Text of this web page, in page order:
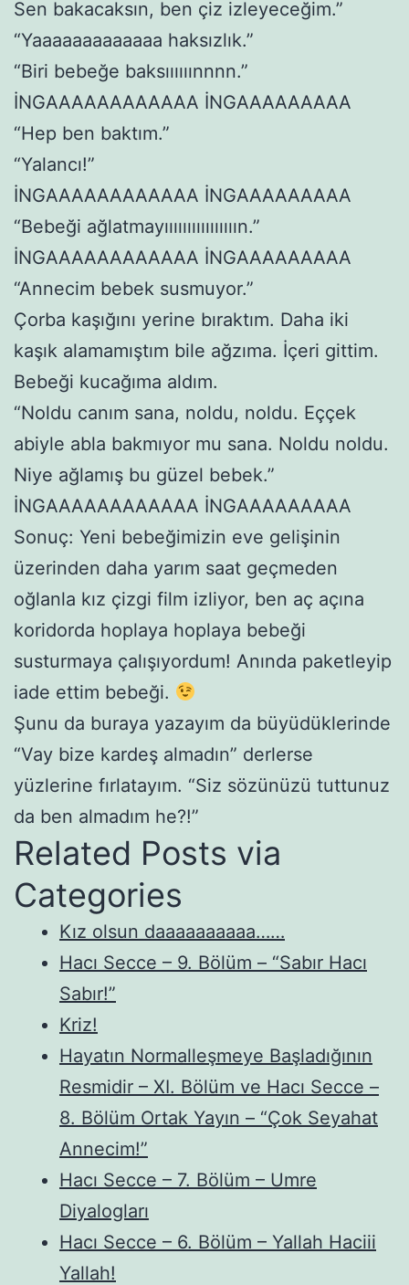
Sen bakacaksın, ben çiz izleyeceğim.”
“Yaaaaaaaaaaaaa haksızlık.”
“Biri bebeğe baksıııııınnnn.”
İNGAAAAAAAAAAAA İNGAAAAAAAAA
“Hep ben baktım.”
“Yalancı!”
İNGAAAAAAAAAAAA İNGAAAAAAAAA
“Bebeği ağlatmayıııııııııııııııın.”
İNGAAAAAAAAAAAA İNGAAAAAAAAA
“Annecim bebek susmuyor.”
Çorba kaşığını yerine bıraktım. Daha iki
kaşık alamamıştım bile ağzıma. İçeri gittim.
Bebeği kucağıma aldım.
“Noldu canım sana, noldu, noldu. Eççek
abiyle abla bakmıyor mu sana. Noldu noldu.
Niye ağlamış bu güzel bebek.”
İNGAAAAAAAAAAAA İNGAAAAAAAAA
Sonuç: Yeni bebeğimizin eve gelişinin
üzerinden daha yarım saat geçmeden
oğlanla kız çizgi film izliyor, ben aç açına
koridorda hoplaya hoplaya bebeği
susturmaya çalışıyordum! Anında paketleyip
iade ettim bebeği.
Şunu da buraya yazayım da büyüdüklerinde
“Vay bize kardeş almadın” derlerse
yüzlerine fırlatayım. “Siz sözünüzü tuttunuz
da ben almadım he?!”
Related Posts via
Categories
Kız olsun daaaaaaaaaa……
Hacı Secce – 9. Bölüm – “Sabır Hacı
Sabır!”
Kriz!
Hayatın Normalleşmeye Başladığının
Resmidir – XI. Bölüm ve Hacı Secce –
8. Bölüm Ortak Yayın – “Çok Seyahat
Annecim!”
Hacı Secce – 7. Bölüm – Umre
Diyalogları
Hacı Secce – 6. Bölüm – Yallah Haciii
Yallah!